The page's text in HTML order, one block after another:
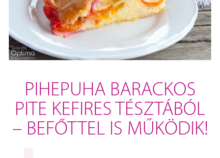
PIHEPUHA BARACKOS
PITE KEFIRES TÉSZTÁBÓL
– BEFŐTTEL IS MŰKÖDIK!